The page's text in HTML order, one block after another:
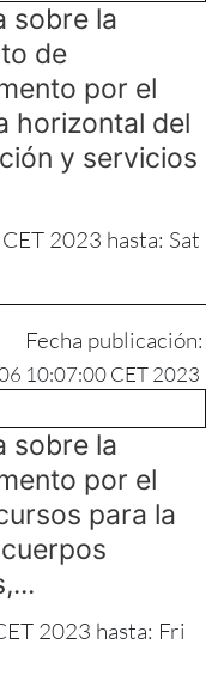
sobre la
de
por el
horizontal del
y servicios
2023 hasta: Sat
Fecha publicación:
10:07:00 CET 2023
sobre la
por el
para la
2023 hasta: Fri